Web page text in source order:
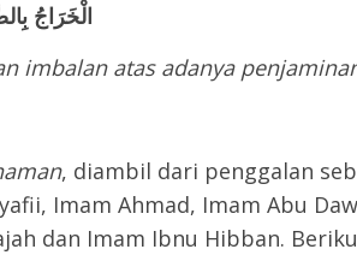
الْخَرَاجُ
imbalan atas adanya
, diambil dari penggalan
Imam Ahmad, Imam Abu
dan Imam Ibnu Hibban.